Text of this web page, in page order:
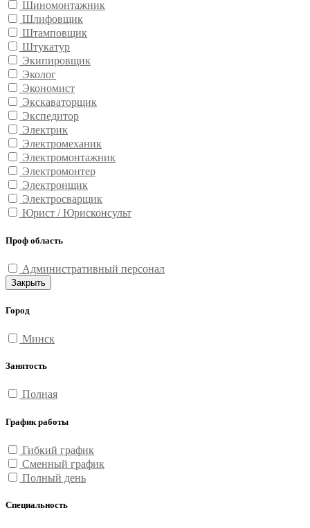
Шиномонтажник
Шлифовщик
Штамповщик
Штукатур
Экипировщик
Эколог
Экономист
Экскаваторщик
Экспедитор
Электрик
Электромеханик
Электромонтажник
Электромонтер
Электронщик
Электросварщик
Юрист / Юрисконсульт
Проф область
Административный персонал
Закрыть
Город
Минск
Занятость
Полная
График работы
Гибкий график
Сменный график
Полный день
Специальность